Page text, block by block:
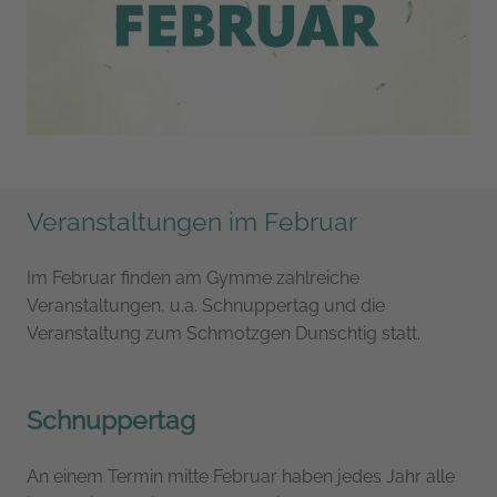
Veranstaltungen im Februar
Im Februar finden am Gymme zahlreiche
Veranstaltungen, u.a. Schnuppertag und die
Veranstaltung zum Schmotzgen Dunschtig statt.
Schnuppertag
An einem Termin mitte Februar haben jedes Jahr alle